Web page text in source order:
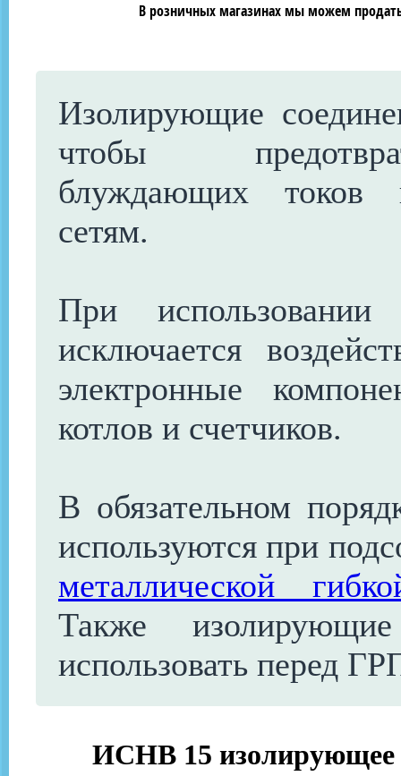
В розничных магазинах мы можем
Изолирующие
чтобы
блуждающих токов
сетям.
При использовании
исключается
электронные
котлов и счетчиков.
В обязательном
используются при
металлической
Также
использовать перед
ИСНВ 15 изолирующее